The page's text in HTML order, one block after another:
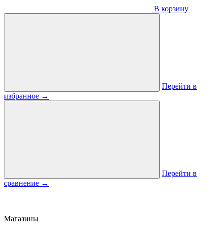
В корзину
Перейти в
избранное →
Перейти в
сравнение →
Магазины